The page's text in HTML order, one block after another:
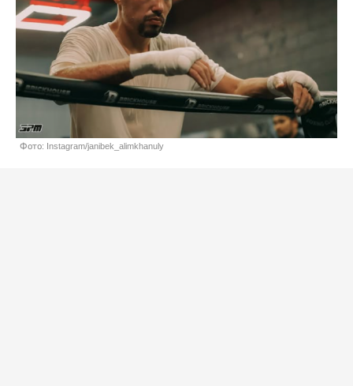
Фото: Instagram/janibek_alimkhanuly